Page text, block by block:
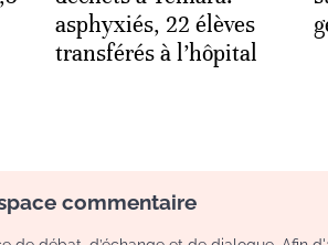
asphyxiés, 22 élèves
transférés à l’hôpital
commentaire